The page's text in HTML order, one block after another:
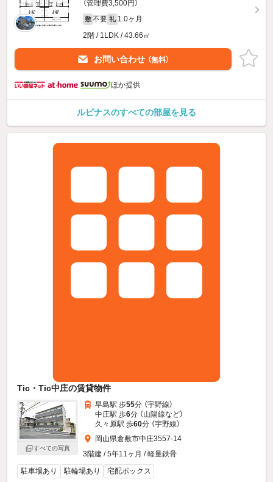
（管理費3,500円）
敷 不要 礼 1.0ヶ月
2階 / 1LDK / 43.66㎡
お問い合わせ （無料）
ほか提供
ルピナスのすべての部屋を見る
Tic・Tic中庄の賃貸物件
すべての写真
早島駅 歩55分 （宇野線）
中庄駅 歩6分 （山陽線など）
久々原駅 歩60分 （宇野線）
岡山県倉敷市中庄3557-14
3階建 / 5年11ヶ月 / 軽量鉄骨
駐車場あり
駐輪場あり 宅配ボックス